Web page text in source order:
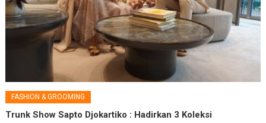
FASHION & GROOMING
Trunk Show Sapto Djokartiko : Hadirkan 3 Koleksi